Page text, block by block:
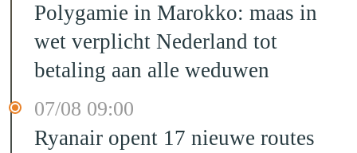
Polygamie in Marokko: maas in
wet verplicht Nederland tot
betaling aan alle weduwen
07/08 09:00
Ryanair opent 17 nieuwe routes